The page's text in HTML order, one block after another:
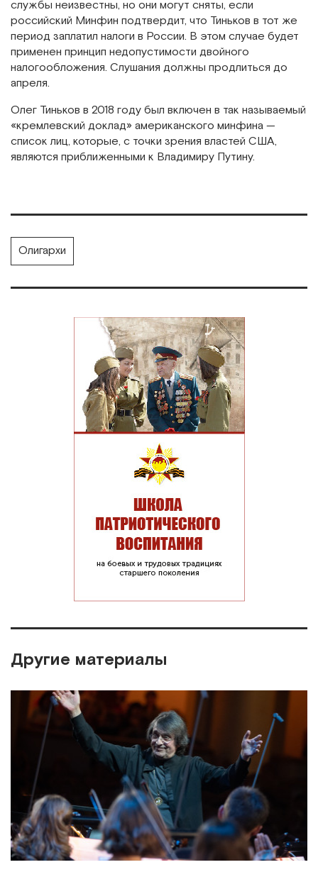
службы неизвестны, но они могут сняты, если
российский Минфин подтвердит, что Тиньков в тот же
период заплатил налоги в России. В этом случае будет
применен принцип недопустимости двойного
налогообложения. Слушания должны продлиться до
апреля.
Олег Тиньков в 2018 году был включен в так называемый
«кремлевский доклад» американского минфина —
список лиц, которые, с точки зрения властей США,
являются приближенными к Владимиру Путину.
Олигархи
Другие материалы